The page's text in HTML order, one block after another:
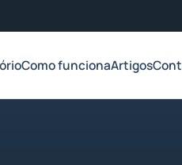
Como funcionaArtigos